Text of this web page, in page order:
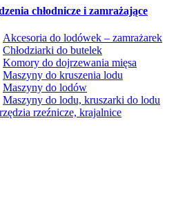
chłodnicze i zamrażające
Akcesoria do lodówek – zamrażarek
Chłodziarki do butelek
Komory do dojrzewania mięsa
Maszyny do kruszenia lodu
Maszyny do lodów
Maszyny do lodu, kruszarki do lodu